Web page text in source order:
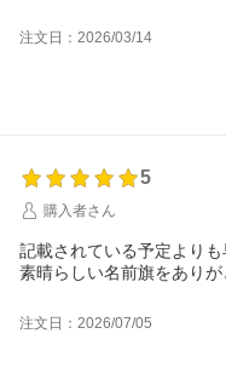
注文日：2026/03/14
5
購入者さん
記載されている予定よりも
素晴らしい名前旗をありが
注文日：2026/07/05